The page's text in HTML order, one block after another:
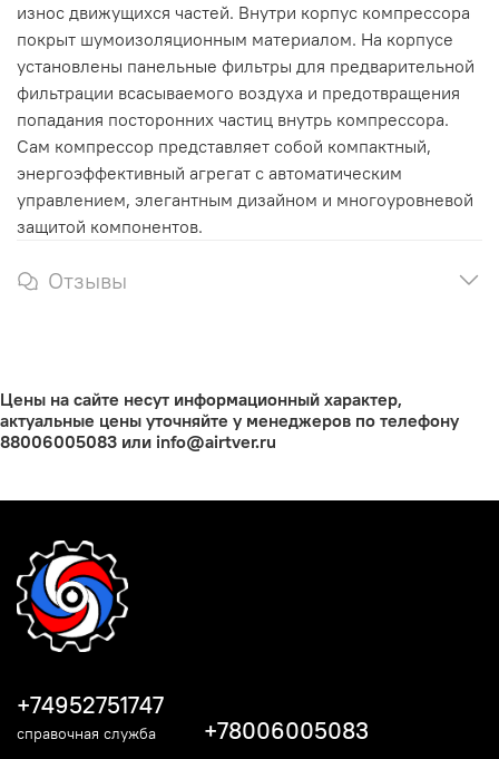
износ движущихся частей. Внутри корпус компрессора
покрыт шумоизоляционным материалом. На корпусе
установлены панельные фильтры для предварительной
фильтрации всасываемого воздуха и предотвращения
попадания посторонних частиц внутрь компрессора.
Сам компрессор представляет собой компактный,
энергоэффективный агрегат с автоматическим
управлением, элегантным дизайном и многоуровневой
защитой компонентов.
Отзывы
Цены на сайте несут информационный характер,
актуальные цены уточняйте у менеджеров по телефону
88006005083 или info@airtver.ru
+74952751747
справочная служба +78006005083